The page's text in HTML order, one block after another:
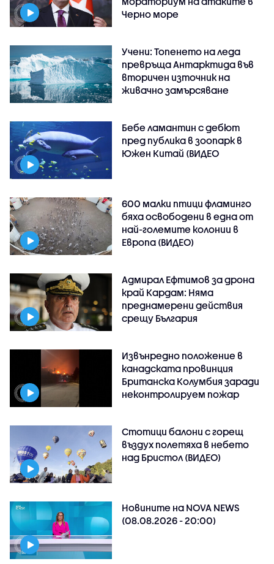
Черно море
Учени: Топенето на леда
превръща Антарктида във
вторичен източник на
живачно замърсяване
Бебе ламантин с дебют
пред публика в зоопарк в
Южен Китай (ВИДЕО
600 малки птици фламинго
бяха освободени в една от
най-големите колонии в
Европа (ВИДЕО)
Адмирал Ефтимов за дрона
край Кардам: Няма
преднамерени действия
срещу България
Извънредно положение в
канадската провинция
Британска Колумбия заради
неконтролируем пожар
Стотици балони с горещ
въздух полетяха в небето
над Бристол (ВИДЕО)
Новините на NOVA NEWS
(08.08.2026 - 20:00)